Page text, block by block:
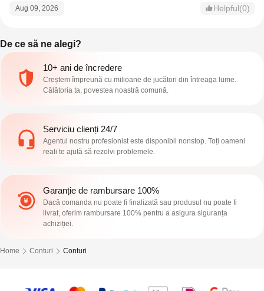
Aug 09, 2026 Helpful(0)
De ce să ne alegi?
10+ ani de încredere
Creștem împreună cu milioane de jucători din întreaga lume.
Călătoria ta, povestea noastră comună.
Serviciu clienți 24/7
Agentul nostru profesionist este disponibil nonstop. Toți oameni
reali te ajută să rezolvi problemele.
Garanție de rambursare 100%
Dacă comanda nu poate fi finalizată sau produsul nu poate fi
livrat, oferim rambursare 100% pentru a asigura siguranța
achiziției.
Home Conturi Conturi